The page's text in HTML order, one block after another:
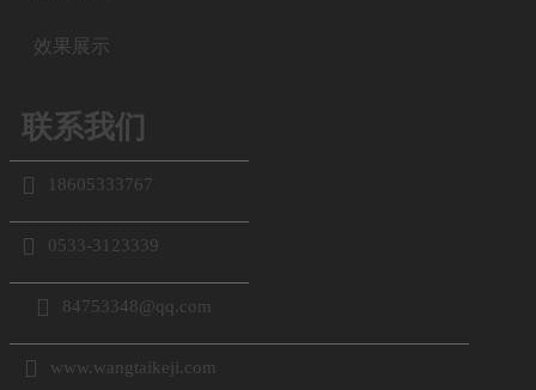
效果展示
联系我们
 18605333767
 0533-3123339
 84753348@qq.com
 www.wangtaikeji.com